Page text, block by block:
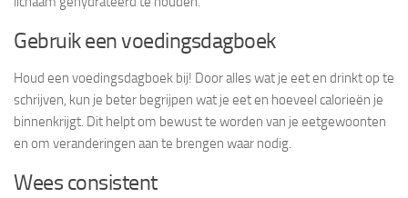
Gebruik een voedingsdagboek
Houd een voedingsdagboek bij! Door alles wat je eet en drinkt op te
schrijven, kun je beter begrijpen wat je eet en hoeveel calorieën je
binnenkrijgt. Dit helpt om bewust te worden van je eetgewoonten
en om veranderingen aan te brengen waar nodig.
Wees consistent